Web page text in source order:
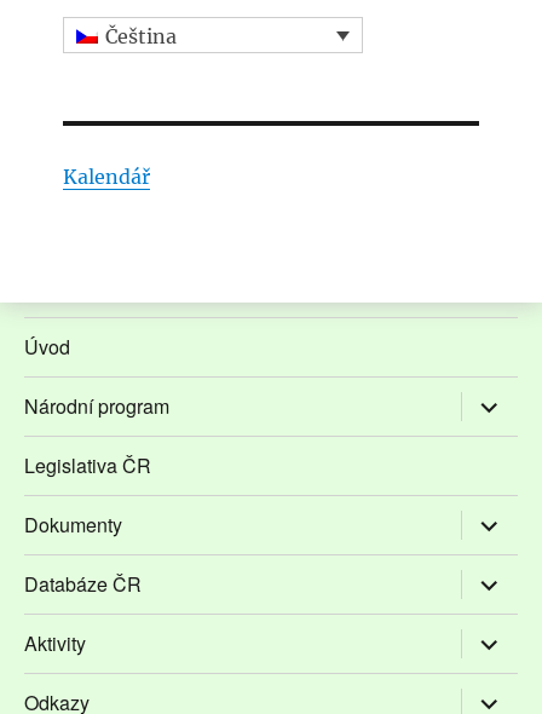
Čeština
Kalendář
Úvod
Národní program Zobrazit
položky
Legislativa ČR
Dokumenty Zobrazit
položky
Databáze ČR
Zobrazit
položky
Aktivity
Zobrazit
položky
Odkazy
Zobrazit